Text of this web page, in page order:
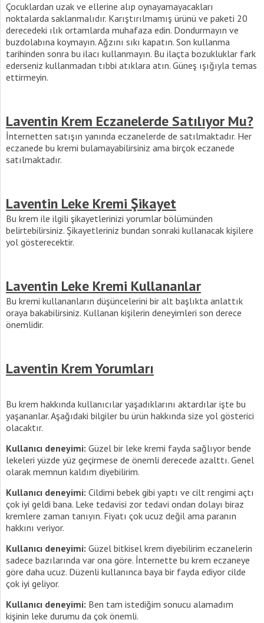
Çocuklardan uzak ve ellerine alıp oynayamayacakları
noktalarda saklanmalıdır. Karıştırılmamış ürünü ve paketi 20
derecedeki ılık ortamlarda muhafaza edin. Dondurmayın ve
buzdolabına koymayın. Ağzını sıkı kapatın. Son kullanma
tarihinden sonra bu ilacı kullanmayın. Bu ilaçta bozukluklar fark
ederseniz kullanmadan tıbbi atıklara atın. Güneş ışığıyla temas
ettirmeyin.
Laventin Krem Eczanelerde Satılıyor Mu?
İnternetten satışın yanında eczanelerde de satılmaktadır. Her
eczanede bu kremi bulamayabilirsiniz ama birçok eczanede
satılmaktadır.
Laventin Leke Kremi Şikayet
Bu krem ile ilgili şikayetlerinizi yorumlar bölümünden
belirtebilirsiniz. Şikayetleriniz bundan sonraki kullanacak kişilere
yol gösterecektir.
Laventin Leke Kremi Kullananlar
Bu kremi kullananların düşüncelerini bir alt başlıkta anlattık
oraya bakabilirsiniz. Kullanan kişilerin deneyimleri son derece
önemlidir.
Laventin Krem Yorumları
Bu krem hakkında kullanıcılar yaşadıklarını aktardılar işte bu
yaşananlar. Aşağıdaki bilgiler bu ürün hakkında size yol gösterici
olacaktır.
Kullanıcı deneyimi: Güzel bir leke kremi fayda sağlıyor bende
lekeleri yüzde yüz geçirmese de önemli derecede azalttı. Genel
olarak memnun kaldım diyebilirim.
Kullanıcı deneyimi: Cildimi bebek gibi yaptı ve cilt rengimi açtı
çok iyi geldi bana. Leke tedavisi zor tedavi ondan dolayı biraz
kremlere zaman tanıyın. Fiyatı çok ucuz değil ama paranın
hakkını veriyor.
Kullanıcı deneyimi: Güzel bitkisel krem diyebilirim eczanelerin
sadece bazılarında var ona göre. İnternette bu krem eczaneye
göre daha ucuz. Düzenli kullanınca baya bir fayda ediyor cilde
çok iyi geliyor.
Kullanıcı deneyimi: Ben tam istediğim sonucu alamadım
kişinin leke durumu da çok önemli.